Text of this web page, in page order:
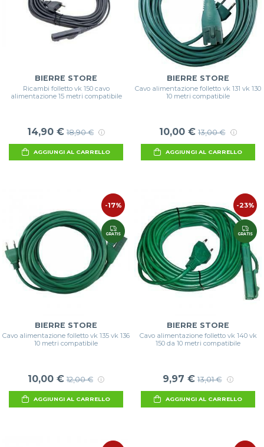
BIERRE STORE
Ricambi folletto vk 150 cavo
alimentazione 15 metri compatibile
14,90 € 18,90 €
AGGIUNGI AL CARRELLO
BIERRE STORE
Cavo alimentazione folletto vk 131 vk 130
10 metri compatibile
10,00 € 13,00 €
AGGIUNGI AL CARRELLO
-17%
GRATIS
BIERRE STORE
Cavo alimentazione folletto vk 135 vk 136
10 metri compatibile
10,00 € 12,00 €
AGGIUNGI AL CARRELLO
-23%
GRATIS
BIERRE STORE
Cavo alimentazione folletto vk 140 vk
150 da 10 metri compatibile
9,97 € 13,01 €
AGGIUNGI AL CARRELLO